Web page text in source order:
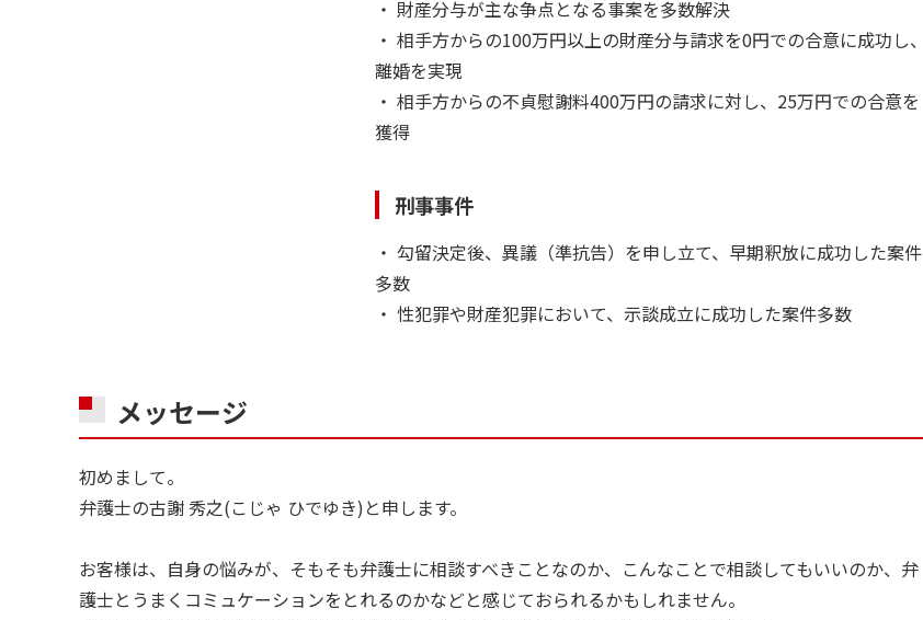
・ 財産分与が主な争点となる事案を多数解決
・ 相手方からの100万円以上の財産分与請求を0円での合意に成功し、
離婚を実現
・ 相手方からの不貞慰謝料400万円の請求に対し、25万円での合意を
獲得
刑事事件
・ 勾留決定後、異議（準抗告）を申し立て、早期釈放に成功した案件
多数
・ 性犯罪や財産犯罪において、示談成立に成功した案件多数
メッセージ
初めまして。
弁護士の古謝 秀之(こじゃ ひでゆき)と申します。
お客様は、自身の悩みが、そもそも弁護士に相談すべきことなのか、こんなことで相談してもいいのか、弁
護士とうまくコミュケーションをとれるのかなどと感じておられるかもしれません。